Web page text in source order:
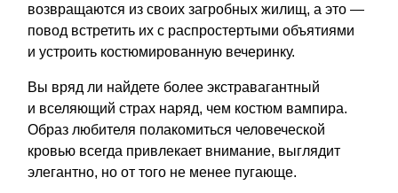
возвращаются из своих загробных жилищ, а это —
повод встретить их с распростертыми объятиями
и устроить костюмированную вечеринку.
Вы вряд ли найдете более экстравагантный
и вселяющий страх наряд, чем костюм вампира.
Образ любителя полакомиться человеческой
кровью всегда привлекает внимание, выглядит
элегантно, но от того не менее пугающе.